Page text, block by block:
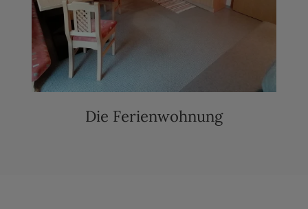
Die Ferienwohnung